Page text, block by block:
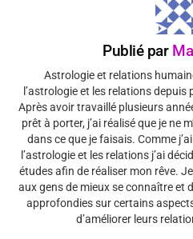
Publié par
Astrologie et relations
l’astrologie et les relations
Après avoir travaillé plusieurs
prêt à porter, j’ai réalisé que je ne
dans ce que je faisais. Comme
l’astrologie et les relations j’ai
études afin de réaliser mon rêve.
aux gens de mieux se connaître et
approfondies sur certains
d’améliorer leurs